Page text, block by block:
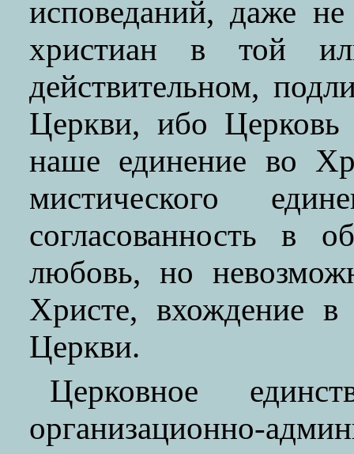
исповеданий, даже
христиан в той
действительном,
Церкви, ибо
наше единение во
мистического
согласованность в
любовь, но
Христе, вхождение в
Церкви.
Церковное
организационно-